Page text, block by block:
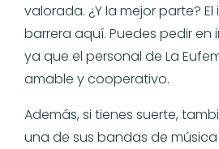
valorada. ¿Y la mejor parte?
barrera aquí. Puedes pedir en
ya que el personal de La
amable y cooperativo.
Además, si tienes suerte,
una de sus bandas de